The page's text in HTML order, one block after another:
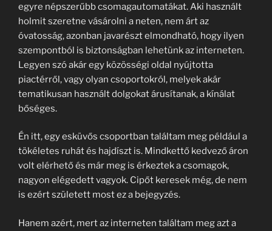
egyre népszerűbb csomagautomatákat. Aki használt
holmit szeretne vásárolni a neten, nem árt az
óvatosság, azonban javarészt elmondható, hogy ilyen
szempontból is biztonságban lehetünk az interneten.
Legyen szó akár egy közösségi oldal nyújtotta
piactérről, vagy olyan csoportokról, melyek akár
tematikusan használt dolgokat árusítanak, a kínálat
bőséges.
Én itt, egy esküvős csoportban találtam meg például a
tökéletes ruhát és hajdíszt is. Mindkettő kedvező áron
volt elérhető és már meg is érkeztek a csomagok,
nagyon elégedett vagyok. Cipőt keresek még, de nem
is ezért született most ez a bejegyzés.
Hanem azért, mert az interneten találtam meg azt a